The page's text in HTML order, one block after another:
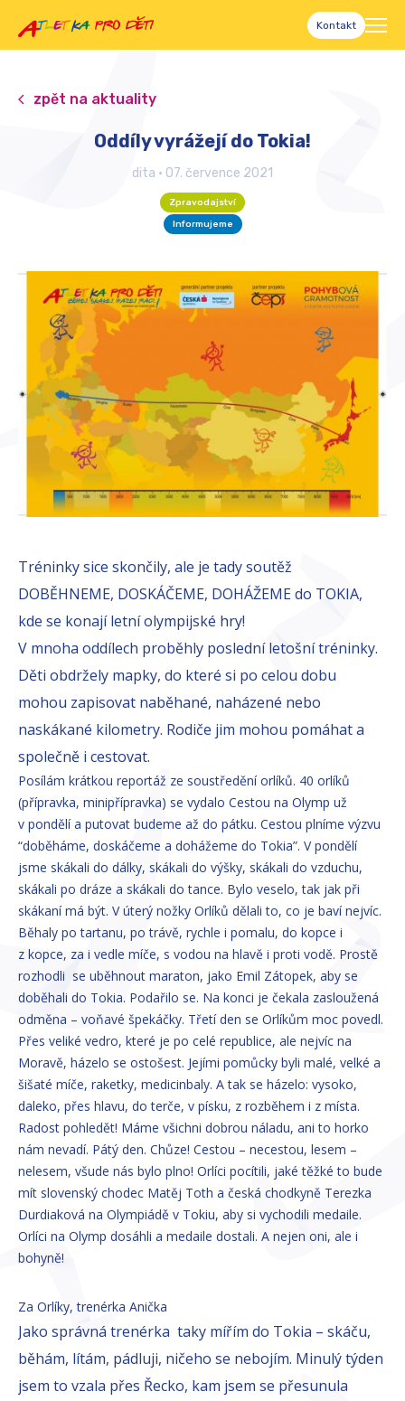
Kontakt
zpět na aktuality
Oddíly vyrážejí do Tokia!
dita • 07. července 2021
Zpravodajství
Informujeme
Tréninky sice skončily, ale je tady soutěž
DOBĚHNEME, DOSKÁČEME, DOHÁŽEME do TOKIA,
kde se konají letní olympijské hry!
V mnoha oddílech proběhly poslední letošní tréninky.
Děti obdržely mapky, do které si po celou dobu
mohou zapisovat naběhané, naházené nebo
naskákané kilometry. Rodiče jim mohou pomáhat a
společně i cestovat.
Posílám krátkou reportáž ze soustředění orlíků. 40 orlíků
(přípravka, minipřípravka) se vydalo Cestou na Olymp už
v pondělí a putovat budeme až do pátku. Cestou plníme výzvu
“doběháme, doskáčeme a dohážeme do Tokia”. V pondělí
jsme skákali do dálky, skákali do výšky, skákali do vzduchu,
skákali po dráze a skákali do tance. Bylo veselo, tak jak při
skákaní má být. V úterý nožky Orlíků dělali to, co je baví nejvíc.
Běhaly po tartanu, po trávě, rychle i pomalu, do kopce i
z kopce, za i vedle míče, s vodou na hlavě i proti vodě. Prostě
rozhodli se uběhnout maraton, jako Emil Zátopek, aby se
doběhali do Tokia. Podařilo se. Na konci je čekala zasloužená
odměna – voňavé špekáčky. Třetí den se Orlíkům moc povedl.
Přes veliké vedro, které je po celé republice, ale nejvíc na
Moravě, házelo se ostošest. Jejími pomůcky byli malé, velké a
šišaté míče, raketky, medicinbaly. A tak se házelo: vysoko,
daleko, přes hlavu, do terče, v písku, z rozběhem i z místa.
Radost pohledět! Máme všichni dobrou náladu, ani to horko
nám nevadí. Pátý den. Chůze! Cestou – necestou, lesem –
nelesem, všude nás bylo plno! Orlíci pocítili, jaké těžké to bude
mít slovenský chodec Matěj Toth a česká chodkyně Terezka
Durdiaková na Olympiádě v Tokiu, aby si vychodili medaile.
Orlíci na Olymp dosáhli a medaile dostali. A nejen oni, ale i
bohyně!
Za Orlíky, trenérka Anička
Jako správná trenérka taky mířím do Tokia – skáču,
běhám, lítám, pádluji, ničeho se nebojím. Minulý týden
jsem to vzala přes Řecko, kam jsem se přesunula